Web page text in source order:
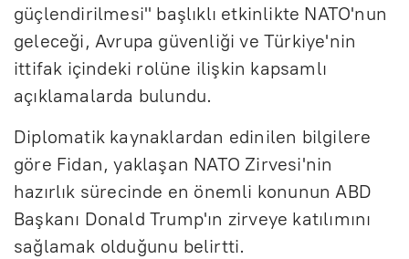
güçlendirilmesi" başlıklı etkinlikte NATO'nun
geleceği, Avrupa güvenliği ve Türkiye'nin
ittifak içindeki rolüne ilişkin kapsamlı
açıklamalarda bulundu.
Diplomatik kaynaklardan edinilen bilgilere
göre Fidan, yaklaşan NATO Zirvesi'nin
hazırlık sürecinde en önemli konunun ABD
Başkanı Donald Trump'ın zirveye katılımını
sağlamak olduğunu belirtti.